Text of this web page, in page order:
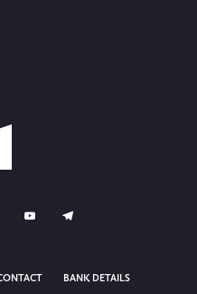
BANK DETAILS